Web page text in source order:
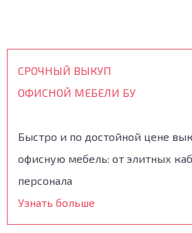
СРОЧНЫЙ ВЫКУП
ОФИСНОЙ МЕБЕЛИ БУ
Быстро и по достойной цене
офисную мебель: от элитных
персонала
Узнать больше